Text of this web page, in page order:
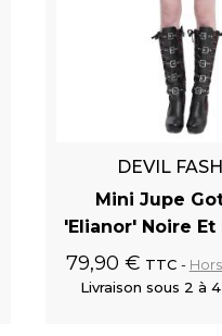
DEVIL
Mini Jupe
'Elianor' Noire
79,90 € TTC
Livraison sous 2 à